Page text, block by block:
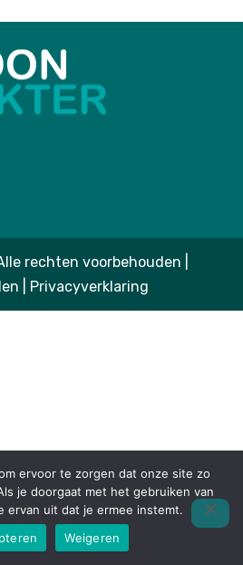
rechten voorbehouden |
Privacyverklaring
ervoor te zorgen dat onze site zo
je doorgaat met het gebruiken van
ervan uit dat je ermee instemt.
Weigeren